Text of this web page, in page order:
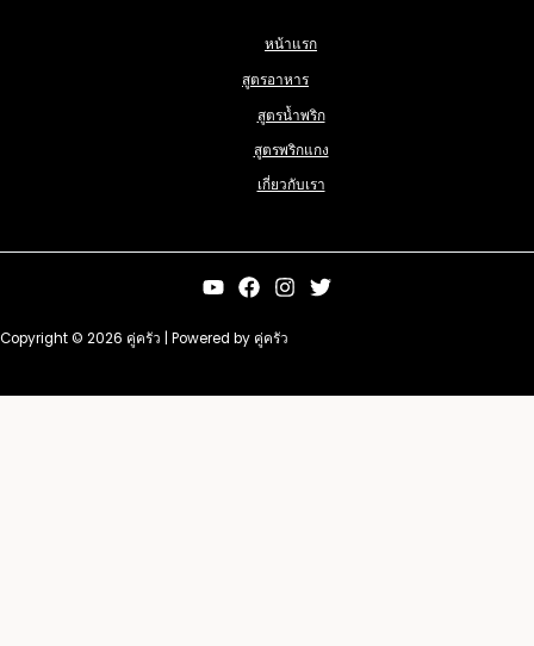
หน้าแรก
สูตรอาหาร
สูตรน้ำพริก
สูตรพริกแกง
เกี่ยวกับเรา
Copyright © 2026 คู่ครัว | Powered by คู่ครัว